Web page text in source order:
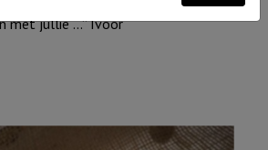
met jullie …” Ivoor